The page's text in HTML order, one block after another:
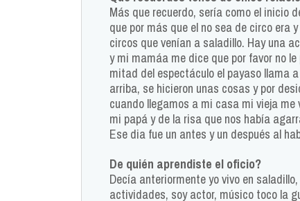
Más que recuerdo, sería como el inicio
que por más que el no sea de circo era
circos que venían a saladillo. Hay una
y mi mamáa me dice que por favor no
mitad del espectáculo el payaso llama
arriba, se hicieron unas cosas y por
cuando llegamos a mi casa mi vieja
mi papá y de la risa que nos había
Ese dia fue un antes y un después al
De quién aprendiste el oficio?
Decía anteriormente yo vivo en
actividades, soy actor, músico toco la